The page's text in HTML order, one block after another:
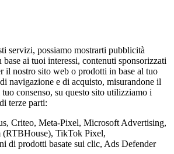
servizi, possiamo mostrarti pubblicità
base ai tuoi interessi, contenuti sponsorizzati
il nostro sito web o prodotti in base al tuo
navigazione e di acquisto, misurandone il
consenso, su questo sito utilizziamo i
terze parti:
Criteo, Meta-Pixel, Microsoft Advertising,
(RTBHouse), TikTok Pixel,
di prodotti basate sui clic, Ads Defender